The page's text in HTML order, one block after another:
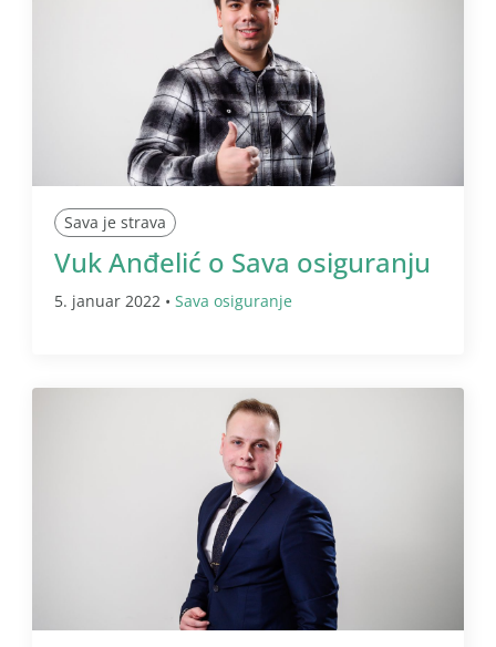
Sava je strava
Vuk Anđelić o Sava osiguranju
5. januar 2022 • Sava osiguranje